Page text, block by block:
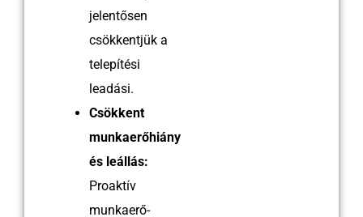
jelentősen
csökkentjük a
telepítési
leadási.
Csökkent
munkaerőhiány
és leállás:
Proaktív
munkaerő-